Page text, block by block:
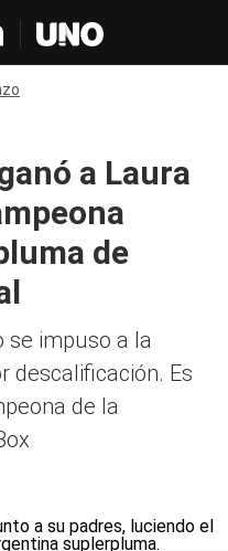
a Laura
de
se impuso a la
descalificación. Es
de la